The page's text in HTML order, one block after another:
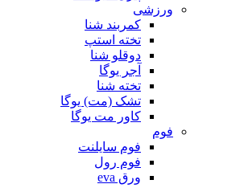
ورزشی
کمربند شنا
تخته استپ
دوقلو شنا
آجر یوگا
تخته شنا
تشک (مت) یوگا
کاور مت یوگا
فوم
فوم سایلنت
فوم رول
ورق eva